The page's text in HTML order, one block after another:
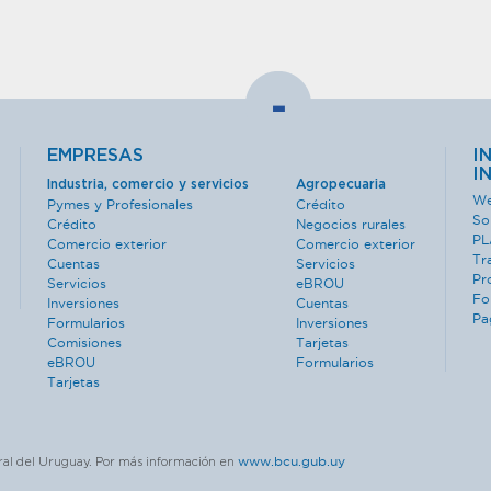
-
EMPRESAS
Industria, comercio y servicios
Pymes y Profesionales
Crédito
Comercio exterior
Cuentas
Servicios
Inversiones
Formularios
Comisiones
eBROU
Tarjetas
Agropecuaria
Crédito
Negocios rurales
Comercio exterior
Servicios
eBROU
Cuentas
Inversiones
Tarjetas
Formularios
del Uruguay. Por más información en www.bcu.gub.uy